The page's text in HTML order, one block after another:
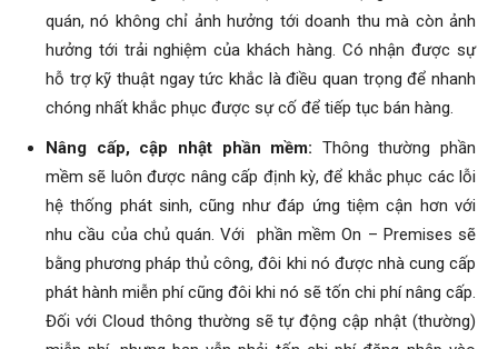
quán, nó không chỉ ảnh hưởng tới doanh thu mà còn ảnh
hưởng tới trải nghiệm của khách hàng. Có nhận được sự
hỗ trợ kỹ thuật ngay tức khắc là điều quan trọng để nhanh
chóng nhất khắc phục được sự cố để tiếp tục bán hàng.
Nâng cấp, cập nhật phần mềm: Thông thường phần
mềm sẽ luôn được nâng cấp định kỳ, để khắc phục các lỗi
hệ thống phát sinh, cũng như đáp ứng tiệm cận hơn với
nhu cầu của chủ quán. Với phần mềm On – Premises sẽ
bằng phương pháp thủ công, đôi khi nó được nhà cung cấp
phát hành miễn phí cũng đôi khi nó sẽ tốn chi phí nâng cấp.
Đối với Cloud thông thường sẽ tự động cập nhật (thường)